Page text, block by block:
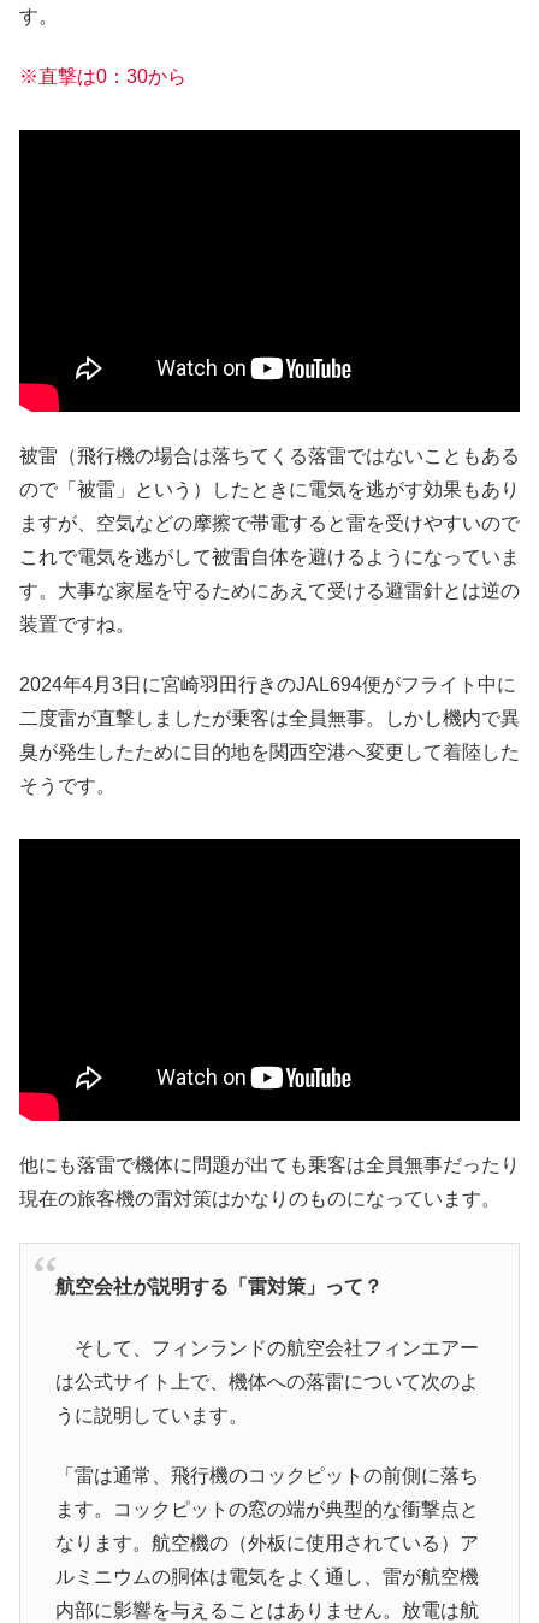
す。
※直撃は0：30から
被雷（飛行機の場合は落ちてくる落雷ではないこともある
ので「被雷」という）したときに電気を逃がす効果もあり
ますが、空気などの摩擦で帯電すると雷を受けやすいので
これで電気を逃がして被雷自体を避けるようになっていま
す。大事な家屋を守るためにあえて受ける避雷針とは逆の
装置ですね。
2024年4月3日に宮崎羽田行きのJAL694便がフライト中に
二度雷が直撃しましたが乗客は全員無事。しかし機内で異
臭が発生したために目的地を関西空港へ変更して着陸した
そうです。
他にも落雷で機体に問題が出ても乗客は全員無事だったり
現在の旅客機の雷対策はかなりのものになっています。
航空会社が説明する「雷対策」って？
そして、フィンランドの航空会社フィンエアー
は公式サイト上で、機体への落雷について次のよ
うに説明しています。
「雷は通常、飛行機のコックピットの前側に落ち
ます。コックピットの窓の端が典型的な衝撃点と
なります。航空機の（外板に使用されている）ア
ルミニウムの胴体は電気をよく通し、雷が航空機
内部に影響を与えることはありません。放電は航